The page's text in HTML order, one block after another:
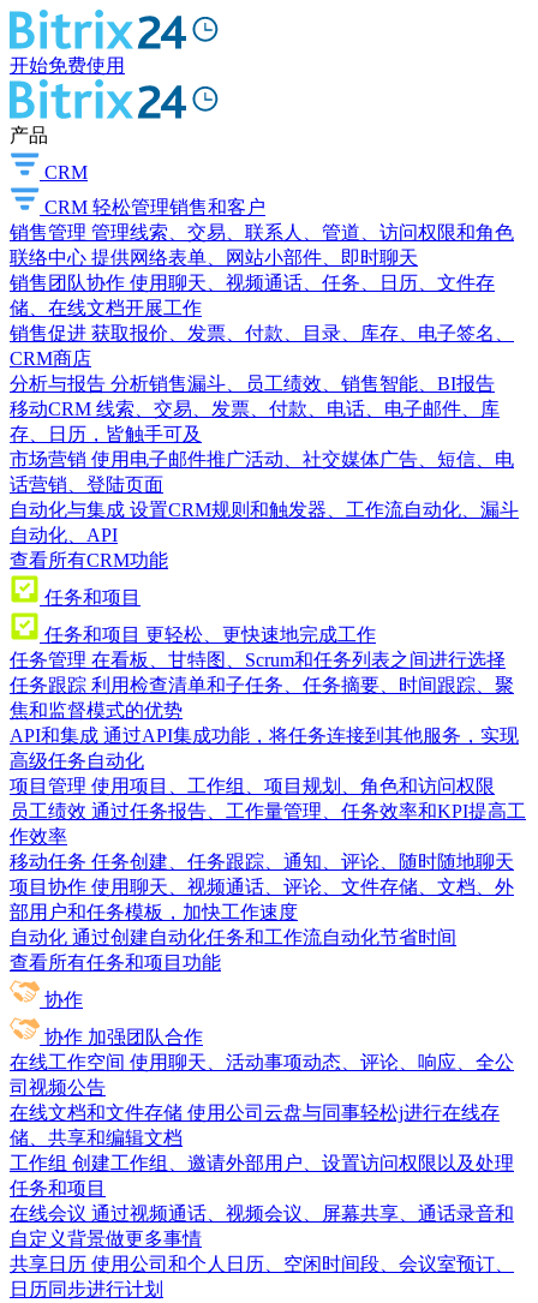
开始免费使用
产品
CRM
CRM 轻松管理销售和客户
销售管理 管理线索、交易、联系人、管道、访问权限和角色
联络中心 提供网络表单、网站小部件、即时聊天
销售团队协作 使用聊天、视频通话、任务、日历、文件存
储、在线文档开展工作
销售促进 获取报价、发票、付款、目录、库存、电子签名、
CRM商店
分析与报告 分析销售漏斗、员工绩效、销售智能、BI报告
移动CRM 线索、交易、发票、付款、电话、电子邮件、库
存、日历，皆触手可及
市场营销 使用电子邮件推广活动、社交媒体广告、短信、电
话营销、登陆页面
自动化与集成 设置CRM规则和触发器、工作流自动化、漏斗
自动化、API
查看所有CRM功能
任务和项目
任务和项目 更轻松、更快速地完成工作
任务管理 在看板、甘特图、Scrum和任务列表之间进行选择
任务跟踪 利用检查清单和子任务、任务摘要、时间跟踪、聚
焦和监督模式的优势
API和集成 通过API集成功能，将任务连接到其他服务，实现
高级任务自动化
项目管理 使用项目、工作组、项目规划、角色和访问权限
员工绩效 通过任务报告、工作量管理、任务效率和KPI提高工
作效率
移动任务 任务创建、任务跟踪、通知、评论、随时随地聊天
项目协作 使用聊天、视频通话、评论、文件存储、文档、外
部用户和任务模板，加快工作速度
自动化 通过创建自动化任务和工作流自动化节省时间
查看所有任务和项目功能
协作
协作 加强团队合作
在线工作空间 使用聊天、活动事项动态、评论、响应、全公
司视频公告
在线文档和文件存储 使用公司云盘与同事轻松j进行在线存
储、共享和编辑文档
工作组 创建工作组、邀请外部用户、设置访问权限以及处理
任务和项目
在线会议 通过视频通话、视频会议、屏幕共享、通话录音和
自定义背景做更多事情
共享日历 使用公司和个人日历、空闲时间段、会议室预订、
日历同步进行计划